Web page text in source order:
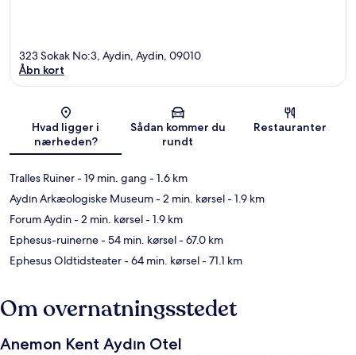
Kort
323 Sokak No:3, Aydin, Aydin, 09010
Åbn kort
Hvad ligger i
nærheden?
Sådan kommer du
rundt
Restauranter
Tralles Ruiner- 19 min. gang - 1.6 km
Aydın Arkæologiske Museum- 2 min. kørsel- 1.9 km
Forum Aydin- 2 min. kørsel- 1.9 km
Ephesus-ruinerne- 54 min. kørsel- 67.0 km
Ephesus Oldtidsteater- 64 min. kørsel- 71.1 km
Om overnatningsstedet
Anemon Kent Aydın Otel